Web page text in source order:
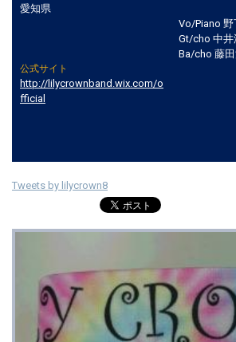
愛知県
Vo/Piano
Gt/cho 中井
Ba/cho 藤
公式サイト
http://lilycrownband.wix.com/o
fficial
Tweets by lilycrown8